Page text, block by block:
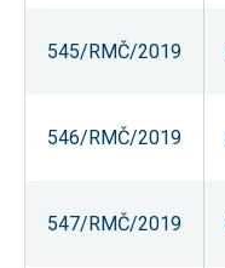
545/RMČ/2019
546/RMČ/2019
547/RMČ/2019